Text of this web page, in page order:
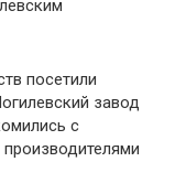
посетили
завод
с